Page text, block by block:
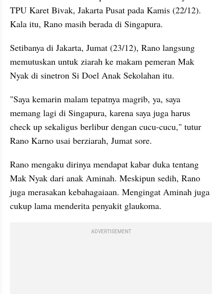
TPU Karet Bivak, Jakarta Pusat pada Kamis (22/12).
Kala itu, Rano masih berada di Singapura.
Setibanya di Jakarta, Jumat (23/12), Rano langsung
memutuskan untuk ziarah ke makam pemeran Mak
Nyak di sinetron Si Doel Anak Sekolahan itu.
"Saya kemarin malam tepatnya magrib, ya, saya
memang lagi di Singapura, karena saya juga harus
check up sekaligus berlibur dengan cucu-cucu," tutur
Rano Karno usai berziarah, Jumat sore.
Rano mengaku dirinya mendapat kabar duka tentang
Mak Nyak dari anak Aminah. Meskipun sedih, Rano
juga merasakan kebahagaiaan. Mengingat Aminah juga
cukup lama menderita penyakit glaukoma.
ADVERTISEMENT